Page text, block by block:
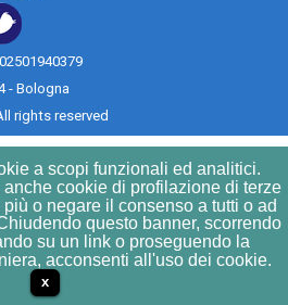
- Bologna
rights reserved
a scopi funzionali ed analitici.
cookie di profilazione di terze
o negare il consenso a tutti o ad
questo banner, scorrendo
su un link o proseguendo la
acconsenti all'uso dei cookie.
x